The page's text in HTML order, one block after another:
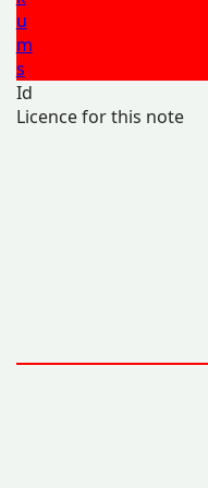
u
m
s
Id
Licence for this note